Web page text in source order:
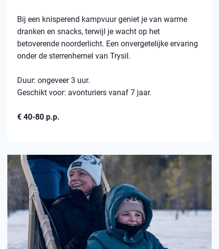
Bij een knisperend kampvuur geniet je van warme
dranken en snacks, terwijl je wacht op het
betoverende noorderlicht. Een onvergetelijke ervaring
onder de sterrenhemel van Trysil.
Duur: ongeveer 3 uur.
Geschikt voor: avonturiers vanaf 7 jaar.
€ 40-80 p.p.